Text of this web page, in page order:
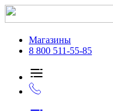
Магазины
8 800 511-55-85